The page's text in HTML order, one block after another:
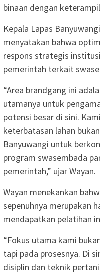
binaan dengan
Kepala Lapas
menyatakan bahwa
respons strategis
pemerintah terkait
“Area brandgang ini
utamanya untuk
potensi besar di sini.
keterbatasan lahan
Banyuwangi untuk
program swasembada
pemerintah,” ujar Wayan.
Wayan menekankan
sepenuhnya merupakan
mendapatkan pelatihan
“Fokus utama kami
tapi pada prosesnya. Di
disiplin dan teknik